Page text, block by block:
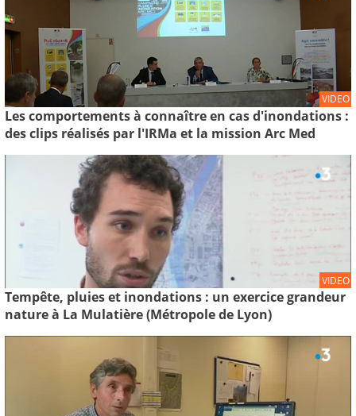
VIDEO
Les comportements à connaître en cas d'inondations :
des clips réalisés par l'IRMa et la mission Arc Med
VIDEO
Tempête, pluies et inondations : un exercice grandeur
nature à La Mulatière (Métropole de Lyon)